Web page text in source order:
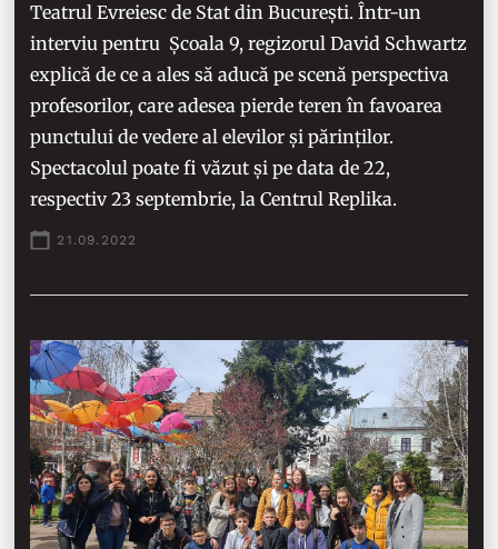
Teatrul Evreiesc de Stat din București. Într-un
interviu pentru Școala 9, regizorul David Schwartz
explică de ce a ales să aducă pe scenă perspectiva
profesorilor, care adesea pierde teren în favoarea
punctului de vedere al elevilor și părinților.
Spectacolul poate fi văzut și pe data de 22,
respectiv 23 septembrie, la Centrul Replika.
21.09.2022